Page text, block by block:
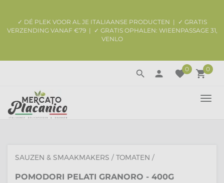
✓ DÉ PLEK VOOR AL JE ITALIAANSE PRODUCTEN | ✓ GRATIS
VERZENDING VANAF €79 | ✓ GRATIS OPHALEN: WIEENPASSAGE 31,
VENLO
local_grocery_store0
favorite0
search person
SAUZEN & SMAAKMAKERS / TOMATEN /
POMODORI PELATI GRANORO - 400G